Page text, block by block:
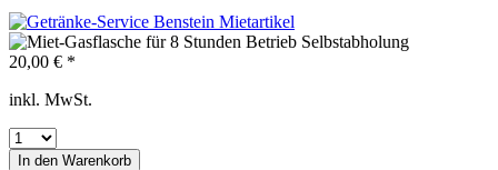
20,00 € *
inkl. MwSt.
In den Warenkorb